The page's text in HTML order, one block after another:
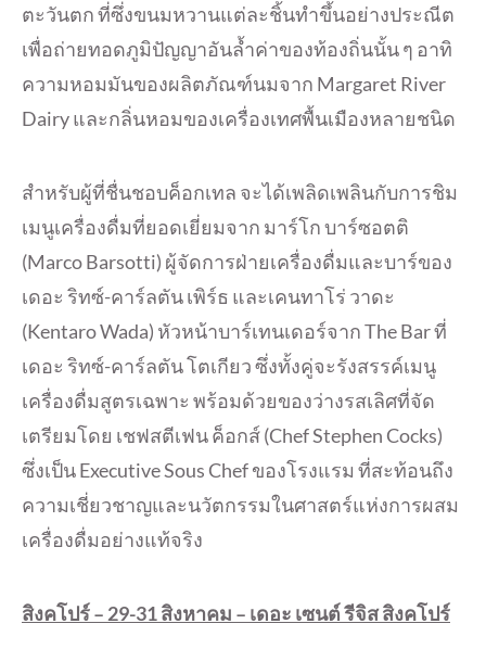
ตะวันตก ที่ซึ่งขนมหวานแต่ละชิ้นทำขึ้นอย่างประณีต
เพื่อถ่ายทอดภูมิปัญญาอันล้ำค่าของท้องถิ่นนั้น ๆ อาทิ
ความหอมมันของผลิตภัณฑ์นมจาก Margaret River
Dairy และกลิ่นหอมของเครื่องเทศพื้นเมืองหลายชนิด
สำหรับผู้ที่ชื่นชอบค็อกเทล จะได้เพลิดเพลินกับการชิม
เมนูเครื่องดื่มที่ยอดเยี่ยมจาก มาร์โก บาร์ซอตติ
(Marco Barsotti) ผู้จัดการฝ่ายเครื่องดื่มและบาร์ของ
เดอะ ริทซ์-คาร์ลตัน เพิร์ธ และเคนทาโร่ วาดะ
(Kentaro Wada) หัวหน้าบาร์เทนเดอร์จาก The Bar ที่
เดอะ ริทซ์-คาร์ลตัน โตเกียว ซึ่งทั้งคู่จะรังสรรค์เมนู
เครื่องดื่มสูตรเฉพาะ พร้อมด้วยของว่างรสเลิศที่จัด
เตรียมโดย เชฟสตีเฟน ค็อกส์ (Chef Stephen Cocks)
ซึ่งเป็น Executive Sous Chef ของโรงแรม ที่สะท้อนถึง
ความเชี่ยวชาญและนวัตกรรมในศาสตร์แห่งการผสม
เครื่องดื่มอย่างแท้จริง
สิงคโปร์ – 29-31 สิงหาคม – เดอะ เซนต์ รีจิส สิงคโปร์